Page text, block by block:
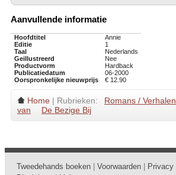
Aanvullende informatie
Hoofdtitel
Annie
Editie
1
Taal
Nederlands
Geillustreerd
Nee
Productvorm
Hardback
Publicatiedatum
06-2000
Oorspronkelijke nieuwprijs
€ 12.90
Home | Rubrieken: Romans / Verhalen
van
De Bezige Bij
Tweedehands boeken Voorwaarden Privacy